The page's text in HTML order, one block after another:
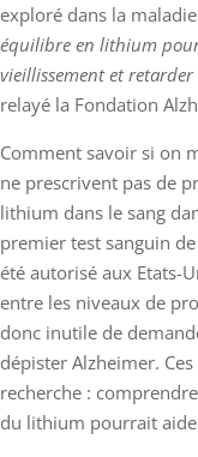
exploré dans la
équilibre en lithium
vieillissement et
relayé la Fondation
Comment savoir si on
ne prescrivent pas de
lithium dans le sang
premier test sanguin
été autorisé aux Etats-
entre les niveaux de
donc inutile de
dépister Alzheimer.
recherche :
du lithium pourrait